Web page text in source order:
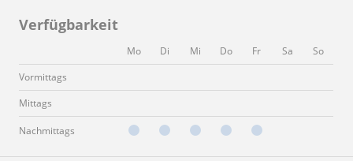
Verfügbarkeit
Mo Di Mi Do Fr Sa
So
Vormittags
Mittags
Nachmittags